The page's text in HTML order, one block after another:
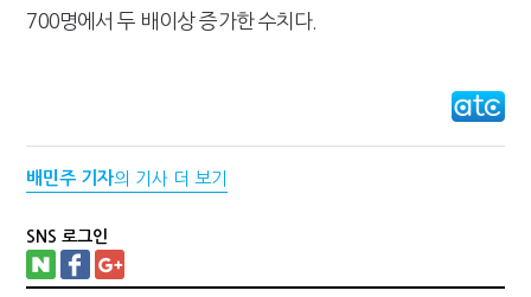
700명에서 두 배이상 증가한 수치다.
배민주 기자의 기사 더 보기
SNS 로그인